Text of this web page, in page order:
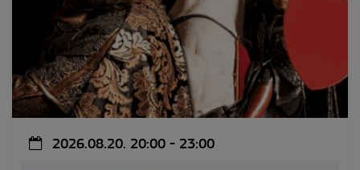
2026.08.20. 20:00 - 23:00